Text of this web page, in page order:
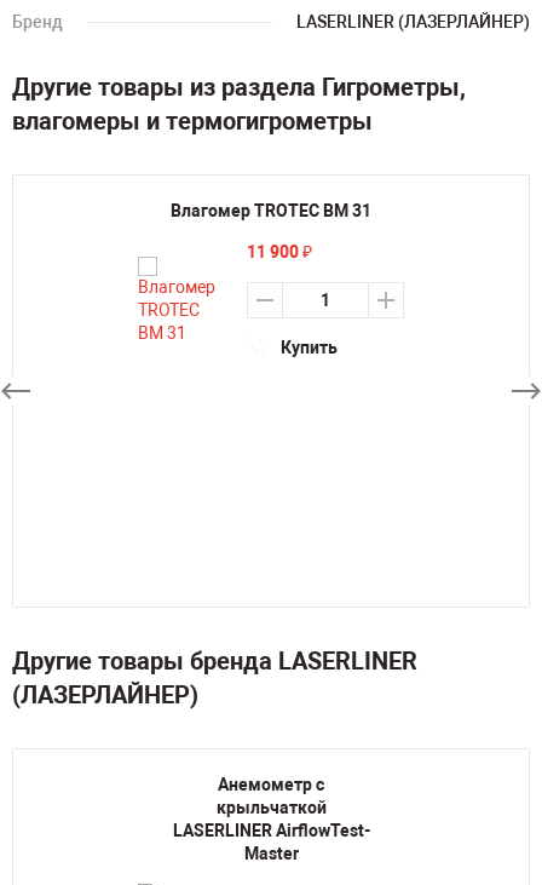
Бренд LASERLINER (ЛАЗЕРЛАЙНЕР)
Другие товары из раздела Гигрометры,
влагомеры и термогигрометры
Влагомер TROTEC BM 31
11 900₽
Купить
Другие товары бренда LASERLINER
(ЛАЗЕРЛАЙНЕР)
Анемометр с
крыльчаткой
LASERLINER AirflowTest-
Master